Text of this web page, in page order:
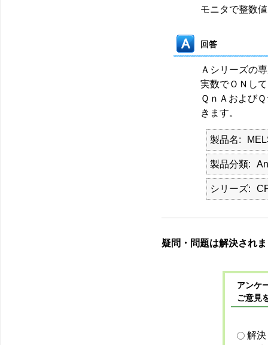
モニタで整数
回答
Ａシリーズの
実数でＯＮし
ＱｎＡおよび
きます。
製品名
製品分類
シリーズ
疑問・問題は解決され
アンケ
ご意見
解